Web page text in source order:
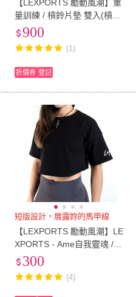
【LEXPORTS 勵動風潮】重
量訓練 / 槓鈴片墊 雙入(槓鈴
片墊 起槓架 槓片助換器 舉
900
(1)
折價券 登記
短版設計，展露妳的馬甲線
【LEXPORTS 勵動風潮】LE
XPORTS - Ame自我靈魂 /
女款落肩短版上衣(修身 運動
300
(4)